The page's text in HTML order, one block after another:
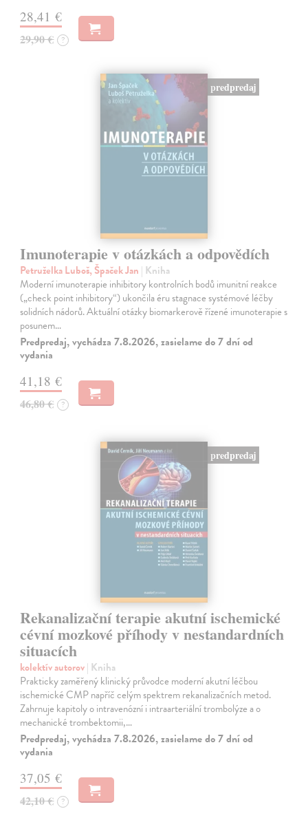
28,41 €
29,90 € ?
predpredaj
Imunoterapie v otázkách a odpovědích
Petruželka Luboš, Špaček Jan | Kniha
Moderní imunoterapie inhibitory kontrolních bodů imunitní reakce
(„check point inhibitory“) ukončila éru stagnace systémové léčby
solidních nádorů. Aktuální otázky biomarkerově řízené imunoterapie s
posunem…
Predpredaj, vychádza 7.8.2026, zasielame do 7 dní od
vydania
41,18 €
46,80 € ?
predpredaj
Rekanalizační terapie akutní ischemické
cévní mozkové příhody v nestandardních
situacích
kolektív autorov| Kniha
Prakticky zaměřený klinický průvodce moderní akutní léčbou
ischemické CMP napříč celým spektrem rekanalizačních metod.
Zahrnuje kapitoly o intravenózní i intraarteriální trombolýze a o
mechanické trombektomii,…
Predpredaj, vychádza 7.8.2026, zasielame do 7 dní od
vydania
37,05 €
42,10 € ?